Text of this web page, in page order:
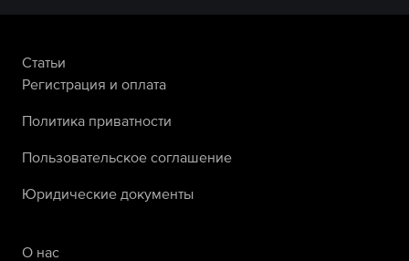
Статьи
Регистрация и оплата
Политика приватности
Пользовательское соглашение
Юридические документы
О нас